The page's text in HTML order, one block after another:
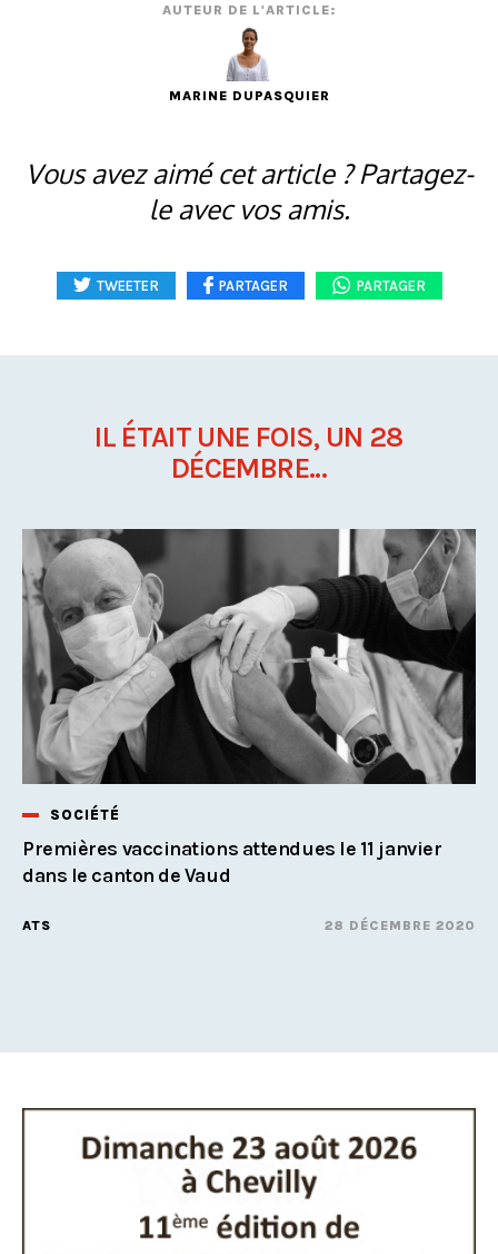
AUTEUR DE L'ARTICLE:
MARINE DUPASQUIER
Vous avez aimé cet article ? Partagez-
le avec vos amis.
TWEETER PARTAGER PARTAGER
IL ÉTAIT UNE FOIS, UN 28
DÉCEMBRE...
SOCIÉTÉ
Premières vaccinations attendues le 11 janvier
dans le canton de Vaud
ATS 28 DÉCEMBRE 2020